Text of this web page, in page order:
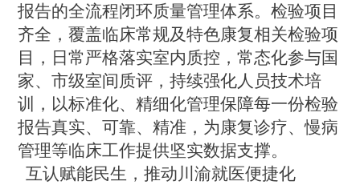
报告的全流程闭环质量管理体系。检验项目
齐全，覆盖临床常规及特色康复相关检验项
目 ， 日常严格落实室内质控，常态化参与国
家、市级室间质评，持续强化人员技术培
训，以标准化、精细化管理保障每一份检验
报告真实、可靠、精准，为康复诊疗、慢病
管理等临床工作提供坚实数据支撑。
互认赋能民生，推动川渝就医便捷化